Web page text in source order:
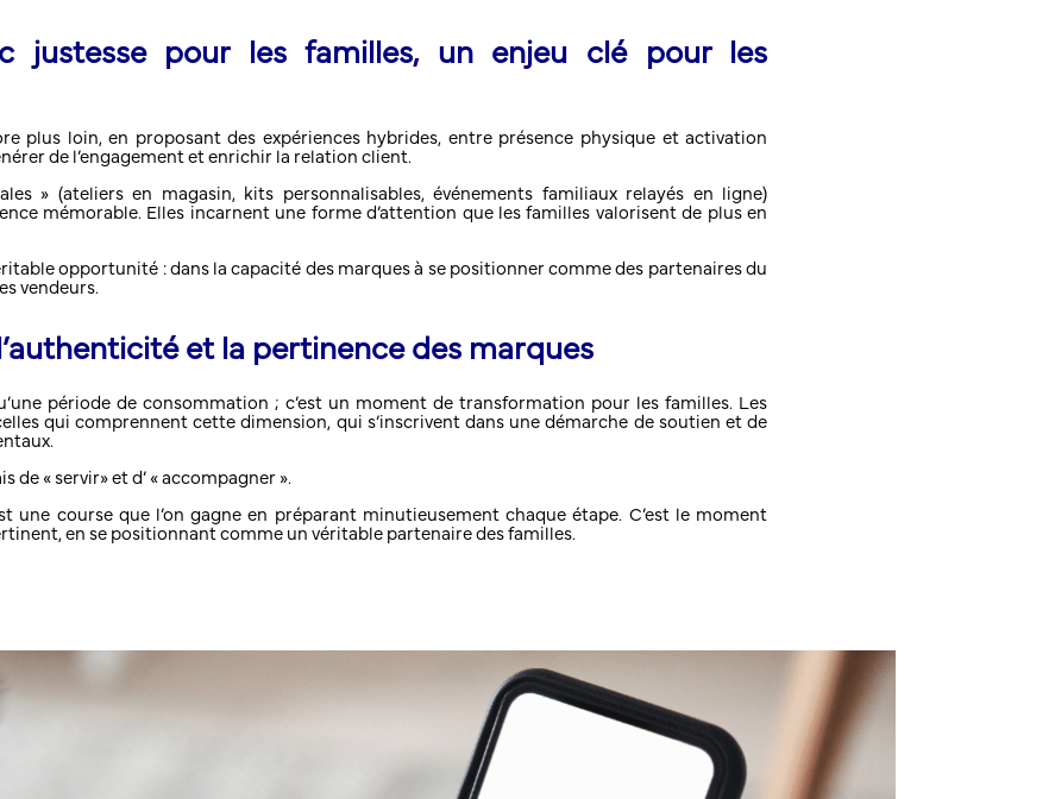
justesse pour les familles, un enjeu clé pour les
plus loin, en proposant des expériences hybrides, entre présence physique et activation
de l’engagement et enrichir la relation client.
» (ateliers en magasin, kits personnalisables, événements familiaux relayés en ligne)
mémorable. Elles incarnent une forme d’attention que les familles valorisent de plus en
opportunité : dans la capacité des marques à se positionner comme des partenaires du
vendeurs.
et la pertinence des marques
période de consommation ; c’est un moment de transformation pour les familles. Les
qui comprennent cette dimension, qui s’inscrivent dans une démarche de soutien et de
de « servir» et d’ « accompagner ».
une course que l’on gagne en préparant minutieusement chaque étape. C’est le moment
en se positionnant comme un véritable partenaire des familles.